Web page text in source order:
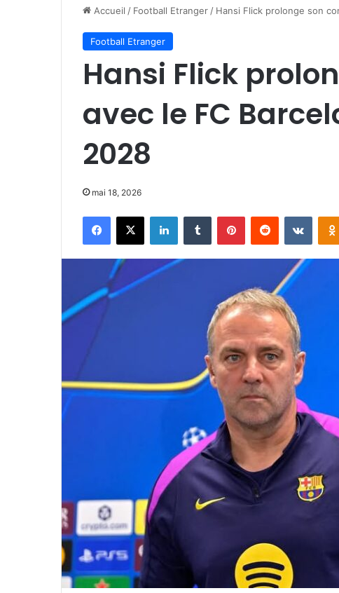
Accueil / Football Etranger / Hansi Flick prolonge son
Football Etranger
Hansi Flick
avec le FC
2028
mai 18, 2026
Facebook
X LinkedinTumblr PinterestReddit